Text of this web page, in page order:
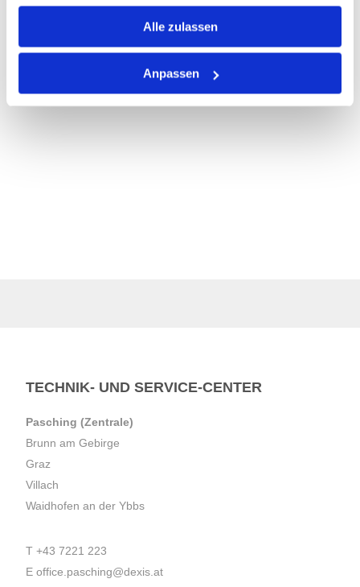
gesammelt haben.
Alle zulassen
Anpassen
TECHNIK- UND SERVICE-CENTER
Pasching (Zentrale)
Brunn am Gebirge
Graz
Villach
Waidhofen an der Ybbs
T +43 7221 223
E office.pasching@dexis.at